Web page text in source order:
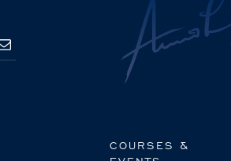
S’ABONNER
COURSES &